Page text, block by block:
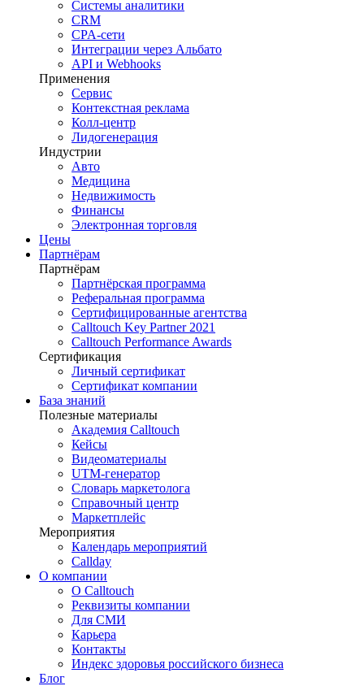
Системы аналитики
CRM
CPA-сети
Интеграции через Альбато
API и Webhooks
Применения
Сервис
Контекстная реклама
Колл-центр
Лидогенерация
Индустрии
Авто
Медицина
Недвижимость
Финансы
Электронная торговля
Цены
Партнёрам
Партнёрам
Партнёрская программа
Реферальная программа
Сертифицированные агентства
Calltouch Key Partner 2021
Calltouch Performance Awards
Сертификация
Личный сертификат
Сертификат компании
База знаний
Полезные материалы
Академия Calltouch
Кейсы
Видеоматериалы
UTM-генератор
Словарь маркетолога
Справочный центр
Маркетплейс
Мероприятия
Календарь мероприятий
Callday
О компании
О Calltouch
Реквизиты компании
Для СМИ
Карьера
Контакты
Индекс здоровья российского бизнеса
Блог